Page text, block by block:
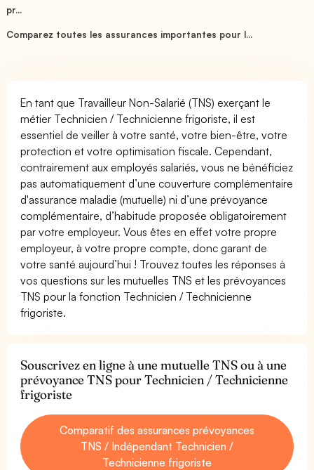
pr...
Comparez toutes les assurances importantes pour l...
En tant que Travailleur Non-Salarié (TNS) exerçant le
métier Technicien / Technicienne frigoriste, il est
essentiel de veiller à votre santé, votre bien-être, votre
protection et votre optimisation fiscale. Cependant,
contrairement aux employés salariés, vous ne bénéficiez
pas automatiquement d’une couverture complémentaire
d'assurance maladie (mutuelle) ni d’une prévoyance
complémentaire, d’habitude proposée obligatoirement
par votre employeur. Vous êtes en effet votre propre
employeur, à votre propre compte, donc garant de
votre santé aujourd’hui ! Trouvez toutes les réponses à
vos questions sur les mutuelles TNS et les prévoyances
TNS pour la fonction Technicien / Technicienne
frigoriste.
Souscrivez en ligne à une mutuelle TNS ou à une
prévoyance TNS pour Technicien / Technicienne
frigoriste
Comparatif des assurances prévoyances
TNS / Indépendant Technicien /
Technicienne frigoriste